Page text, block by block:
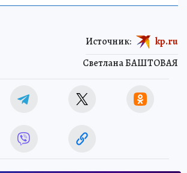
Светлана БАШТОВАЯ
Источник: kp.ru